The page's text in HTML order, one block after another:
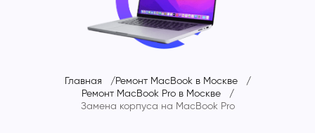
Главная
Ремонт MacBook в Москве
Ремонт MacBook Pro в Москве
Замена корпуса на MacBook Pro